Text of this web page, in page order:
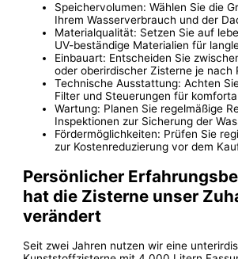
Speichervolumen: Wählen Sie die
Ihrem Wasserverbrauch und der
Materialqualität: Setzen Sie auf
UV-beständige Materialien für
Einbauart: Entscheiden Sie
oder oberirdischer Zisterne je nach
Technische Ausstattung: Achten
Filter und Steuerungen für
Wartung: Planen Sie regelmäßige
Inspektionen zur Sicherung der
Fördermöglichkeiten: Prüfen Sie
zur Kostenreduzierung vor dem
Persönlicher
hat die Zisterne unser
verändert
Seit zwei Jahren nutzen wir eine